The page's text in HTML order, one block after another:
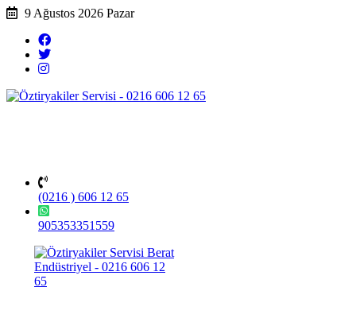
9 Ağustos 2026 Pazar
(0216 ) 606 12 65
905353351559